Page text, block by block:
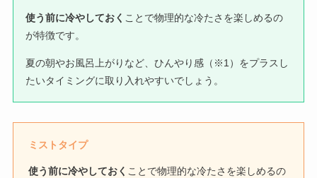
使う前に冷やしておく ことで物理的な冷たさを楽しめるの
が特徴です。
夏の朝やお風呂上がりなど、ひんやり感（※1）をプラスし
たいタイミングに取り入れやすいでしょう。
ミストタイプ
使う前に冷やしておく ことで物理的な冷たさを楽しめるの